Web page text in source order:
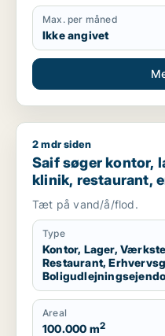
Max. per måned
Ikke angivet
Saif søger kontor,
2 mdr siden
Saif søger kontor,
klinik, restaurant,
Storkøbenhavn
Tæt på vand/å/flod.
Type
Kontor, Lager,
Restaurant,
Produktionslokaler,
Areal
100.000 m2